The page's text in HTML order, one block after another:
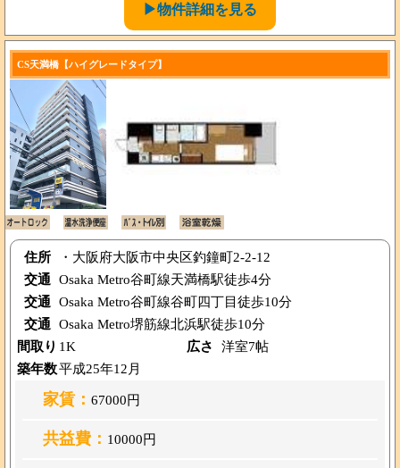
▶物件詳細を見る
CS天満橋【ハイグレードタイプ】
住所
・大阪府大阪市中央区釣鐘町2-2-12
交通 Osaka Metro谷町線天満橋駅徒歩4分
交通 Osaka Metro谷町線谷町四丁目徒歩10分
交通 Osaka Metro堺筋線北浜駅徒歩10分
間取り 1K 広さ
洋室7帖
築年数平成25年12月
家賃： 67000円
共益費： 10000円